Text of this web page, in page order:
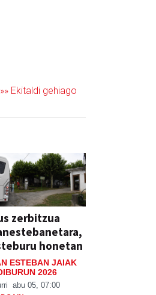
»» Ekitaldi gehiago
zerbitzua
honetan
ESTEBAN JAIAK
2026
abu 05, 07:00